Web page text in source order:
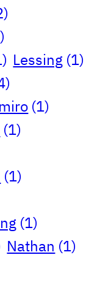
Lessing (1)
miro (1)
(1)
(1)
(1)
Nathan (1)